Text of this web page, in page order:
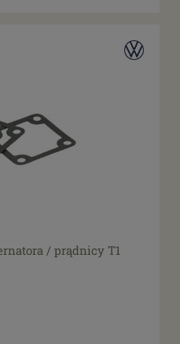
/ prądnicy T1